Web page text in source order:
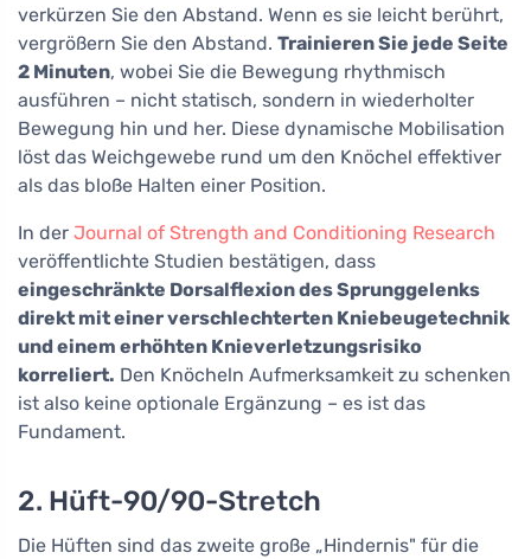
verkürzen Sie den Abstand. Wenn es sie leicht berührt,
vergrößern Sie den Abstand. Trainieren Sie jede Seite
2 Minuten, wobei Sie die Bewegung rhythmisch
ausführen – nicht statisch, sondern in wiederholter
Bewegung hin und her. Diese dynamische Mobilisation
löst das Weichgewebe rund um den Knöchel effektiver
als das bloße Halten einer Position.
In der Journal of Strength and Conditioning Research
veröffentlichte Studien bestätigen, dass
eingeschränkte Dorsalflexion des Sprunggelenks
direkt mit einer verschlechterten Kniebeugetechnik
und einem erhöhten Knieverletzungsrisiko
korreliert. Den Knöcheln Aufmerksamkeit zu schenken
ist also keine optionale Ergänzung – es ist das
Fundament.
2. Hüft-90/90-Stretch
Die Hüften sind das zweite große „Hindernis" für die